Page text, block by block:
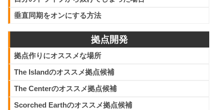
環境でしか使えません。
14 comments
【ARK】Epic Games版をプ
レイする際の注意点
投稿: 2020年6月17日
ARK: Survival EvolvedのEpic Games版はSteam版と多少異
垂直同期をオンにする方法
拠点開発
拠点作りにオススメな場所
The Islandのオススメ拠点候補
The Centerのオススメ拠点候補
Scorched Earthのオススメ拠点候補